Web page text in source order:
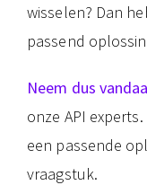
wisselen? Dan
passend
Neem dus
onze API
een passende
vraagstuk.